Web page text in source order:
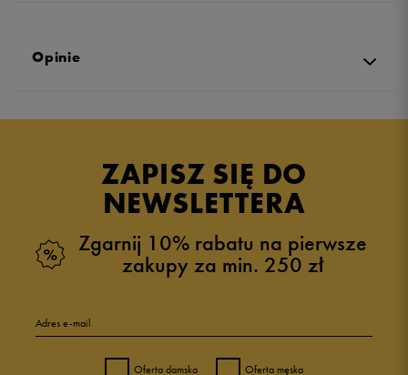
Opinie
ZAPISZ SIĘ DO
NEWSLETTERA
Zgarnij 10% rabatu na pierwsze
zakupy za min. 250 zł
Adres e-mail
Oferta damska Oferta męska